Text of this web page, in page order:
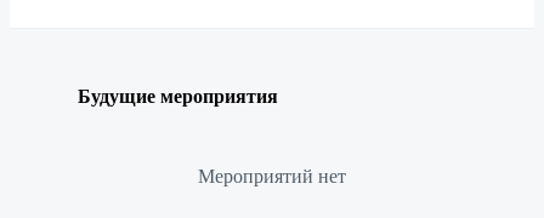
Будущие мероприятия
Мероприятий нет